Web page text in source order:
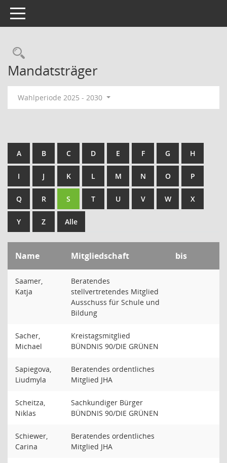
Toggle navigation
Rechercheauswahl
Mandatsträger
Wahlperiode 2025 - 2030
A B C D E F G H
I J K L M N O P
Q R S T U V W X
Y Z Alle
Name Mitgliedschaft bis
Saamer,
Katja
Beratendes
stellvertretendes Mitglied
Ausschuss für Schule und
Bildung
Sacher,
Michael
Kreistagsmitglied
BÜNDNIS 90/DIE GRÜNEN
Sapiegova,
Liudmyla
Beratendes ordentliches
Mitglied JHA
Scheitza,
Niklas
Sachkundiger Bürger
BÜNDNIS 90/DIE GRÜNEN
Schiewer,
Carina
Beratendes ordentliches
Mitglied JHA